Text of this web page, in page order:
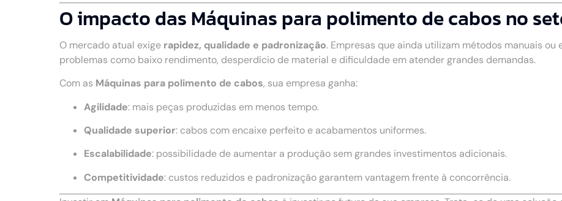
O impacto das Máquinas para polimento de cabos no
O mercado atual exige rapidez, qualidade e padronização. Empresas que ainda utilizam métodos manuais
problemas como baixo rendimento, desperdício de material e dificuldade em atender grandes demandas.
Com as Máquinas para polimento de cabos, sua empresa ganha:
Agilidade: mais peças produzidas em menos tempo.
Qualidade superior: cabos com encaixe perfeito e acabamentos uniformes.
Escalabilidade: possibilidade de aumentar a produção sem grandes investimentos adicionais.
Competitividade: custos reduzidos e padronização garantem vantagem frente à concorrência.